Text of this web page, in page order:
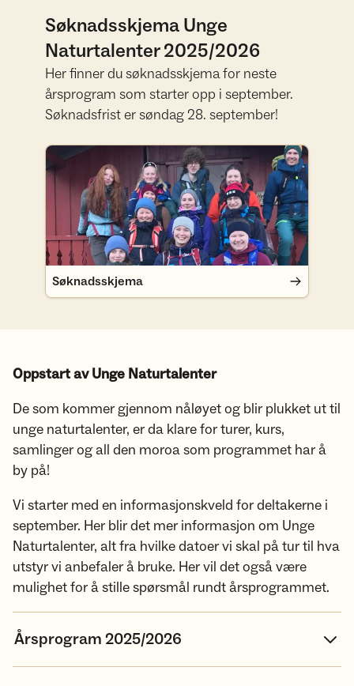
Søknadsskjema Unge
Naturtalenter 2025/2026
Her finner du søknadsskjema for neste
årsprogram som starter opp i september.
Søknadsfrist er søndag 28. september!
Søknadsskjema
Søknadsskjema
Oppstart av Unge Naturtalenter
De som kommer gjennom nåløyet og blir plukket ut til
unge naturtalenter, er da klare for turer, kurs,
samlinger og all den moroa som programmet har å
by på!
Vi starter med en informasjonskveld for deltakerne i
september. Her blir det mer informasjon om Unge
Naturtalenter, alt fra hvilke datoer vi skal på tur til hva
utstyr vi anbefaler å bruke. Her vil det også være
mulighet for å stille spørsmål rundt årsprogrammet.
Årsprogram 2025/2026